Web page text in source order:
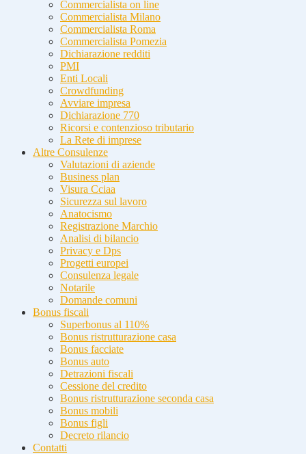
Commercialista on line
Commercialista Milano
Commercialista Roma
Commercialista Pomezia
Dichiarazione redditi
PMI
Enti Locali
Crowdfunding
Avviare impresa
Dichiarazione 770
Ricorsi e contenzioso tributario
La Rete di imprese
Altre Consulenze
Valutazioni di aziende
Business plan
Visura Cciaa
Sicurezza sul lavoro
Anatocismo
Registrazione Marchio
Analisi di bilancio
Privacy e Dps
Progetti europei
Consulenza legale
Notarile
Domande comuni
Bonus fiscali
Superbonus al 110%
Bonus ristrutturazione casa
Bonus facciate
Bonus auto
Detrazioni fiscali
Cessione del credito
Bonus ristrutturazione seconda casa
Bonus mobili
Bonus figli
Decreto rilancio
Contatti